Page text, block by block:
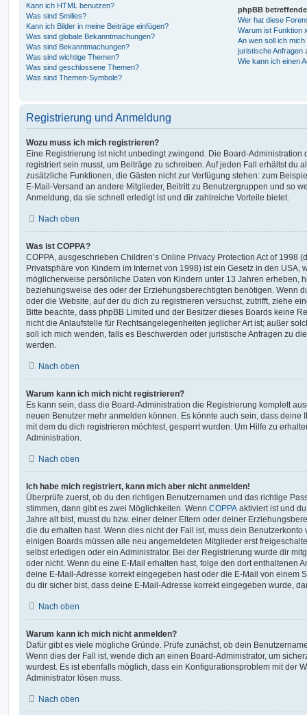
Kann ich HTML benutzen?
Was sind Smilies?
Kann ich Bilder in meine Beiträge einfügen?
Was sind globale Bekanntmachungen?
Was sind Bekanntmachungen?
Was sind wichtige Themen?
Was sind geschlossene Themen?
Was sind Themen-Symbole?
phpBB
Wer hat diese
Warum ist Funktion
An wen soll ich
juristische Anfragen
Wie kann ich einen
Registrierung und Anmeldung
Wozu muss ich mich registrieren?
Eine Registrierung ist nicht unbedingt zwingend. Die Board-Administration
registriert sein musst, um Beiträge zu schreiben. Auf jeden Fall erhältst du
zusätzliche Funktionen, die Gästen nicht zur Verfügung stehen: zum
E-Mail-Versand an andere Mitglieder, Beitritt zu Benutzergruppen und so
Anmeldung, da sie schnell erledigt ist und dir zahlreiche Vorteile bietet.
Nach oben
Was ist COPPA?
COPPA, ausgeschrieben Children’s Online Privacy Protection Act of 1998
Privatsphäre von Kindern im Internet von 1998) ist ein Gesetz in den USA,
möglicherweise persönliche Daten von Kindern unter 13 Jahren erheben,
beziehungsweise des oder der Erziehungsberechtigten benötigen. Wenn
oder die Website, auf der du dich zu registrieren versuchst, zutrifft, ziehe
Bitte beachte, dass phpBB Limited und der Besitzer dieses Boards keine
nicht die Anlaufstelle für Rechtsangelegenheiten jeglicher Art ist; außer
soll ich mich wenden, falls es Beschwerden oder juristische Anfragen zu
werden.
Nach oben
Warum kann ich mich nicht registrieren?
Es kann sein, dass die Board-Administration die Registrierung komplett
neuen Benutzer mehr anmelden können. Es könnte auch sein, dass deine
mit dem du dich registrieren möchtest, gesperrt wurden. Um Hilfe zu
Administration.
Nach oben
Ich habe mich registriert, kann mich aber nicht anmelden!
Überprüfe zuerst, ob du den richtigen Benutzernamen und das richtige
stimmen, dann gibt es zwei Möglichkeiten. Wenn COPPA aktiviert ist und
Jahre alt bist, musst du bzw. einer deiner Eltern oder deiner
die du erhalten hast. Wenn dies nicht der Fall ist, muss dein
einigen Boards müssen alle neu angemeldeten Mitglieder erst
selbst erledigen oder ein Administrator. Bei der Registrierung wurde dir
oder nicht. Wenn du eine E-Mail erhalten hast, folge den dort enthaltenen
deine E-Mail-Adresse korrekt eingegeben hast oder die E-Mail von einem
du dir sicher bist, dass deine E-Mail-Adresse korrekt eingegeben wurde,
Nach oben
Warum kann ich mich nicht anmelden?
Dafür gibt es viele mögliche Gründe. Prüfe zunächst, ob dein
Wenn dies der Fall ist, wende dich an einen Board-Administrator, um
wurdest. Es ist ebenfalls möglich, dass ein Konfigurationsproblem mit der
Administrator lösen muss.
Nach oben